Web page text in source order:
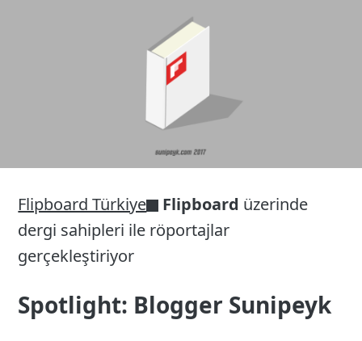
Flipboard Türkiye Flipboard üzerinde
dergi sahipleri ile röportajlar
gerçekleştiriyor
Spotlight: Blogger Sunipeyk